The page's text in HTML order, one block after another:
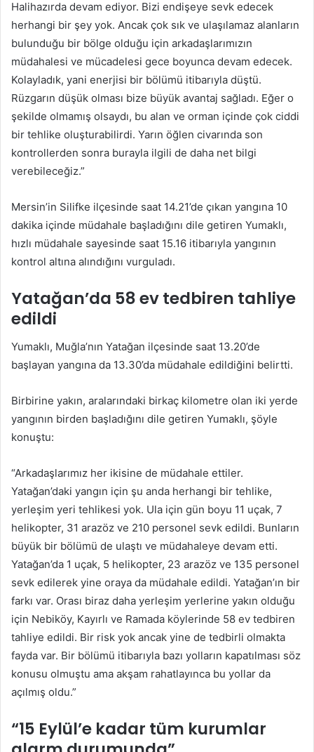
Halihazırda devam ediyor. Bizi endişeye sevk edecek
herhangi bir şey yok. Ancak çok sık ve ulaşılamaz alanların
bulunduğu bir bölge olduğu için arkadaşlarımızın
müdahalesi ve mücadelesi gece boyunca devam edecek.
Kolayladık, yani enerjisi bir bölümü itibarıyla düştü.
Rüzgarın düşük olması bize büyük avantaj sağladı. Eğer o
şekilde olmamış olsaydı, bu alan ve orman içinde çok ciddi
bir tehlike oluşturabilirdi. Yarın öğlen civarında son
kontrollerden sonra burayla ilgili de daha net bilgi
verebileceğiz.”
Mersin’in Silifke ilçesinde saat 14.21’de çıkan yangına 10
dakika içinde müdahale başladığını dile getiren Yumaklı,
hızlı müdahale sayesinde saat 15.16 itibarıyla yangının
kontrol altına alındığını vurguladı.
Yatağan’da 58 ev tedbiren tahliye
edildi
Yumaklı, Muğla’nın Yatağan ilçesinde saat 13.20’de
başlayan yangına da 13.30’da müdahale edildiğini belirtti.
Birbirine yakın, aralarındaki birkaç kilometre olan iki yerde
yangının birden başladığını dile getiren Yumaklı, şöyle
konuştu:
“Arkadaşlarımız her ikisine de müdahale ettiler.
Yatağan’daki yangın için şu anda herhangi bir tehlike,
yerleşim yeri tehlikesi yok. Ula için gün boyu 11 uçak, 7
helikopter, 31 arazöz ve 210 personel sevk edildi. Bunların
büyük bir bölümü de ulaştı ve müdahaleye devam etti.
Yatağan’da 1 uçak, 5 helikopter, 23 arazöz ve 135 personel
sevk edilerek yine oraya da müdahale edildi. Yatağan’ın bir
farkı var. Orası biraz daha yerleşim yerlerine yakın olduğu
için Nebiköy, Kayırlı ve Ramada köylerinde 58 ev tedbiren
tahliye edildi. Bir risk yok ancak yine de tedbirli olmakta
fayda var. Bir bölümü itibarıyla bazı yolların kapatılması söz
konusu olmuştu ama akşam rahatlayınca bu yollar da
açılmış oldu.”
“15 Eylül’e kadar tüm kurumlar